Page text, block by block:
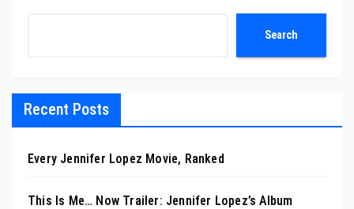
Search
Recent Posts
Every Jennifer Lopez Movie, Ranked
This Is Me… Now Trailer: Jennifer Lopez’s Album